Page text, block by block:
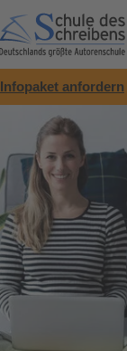
Infopaket anfordern